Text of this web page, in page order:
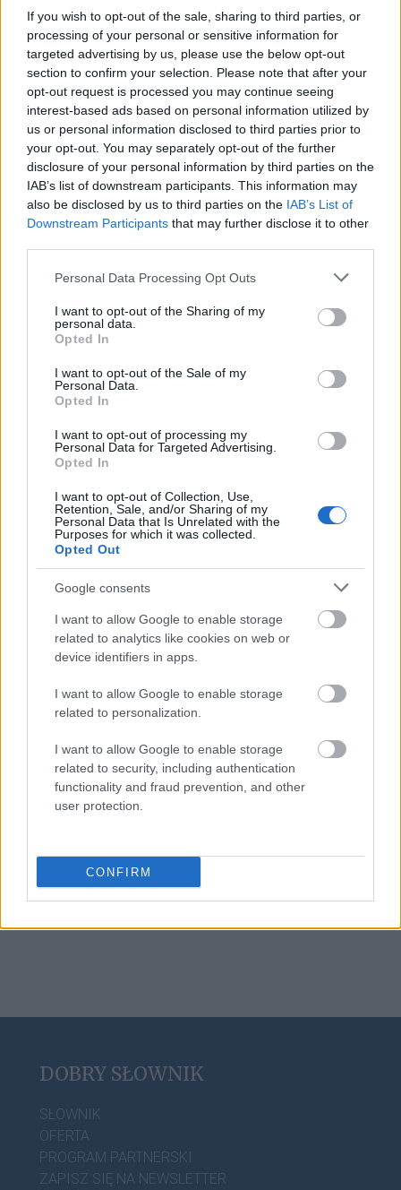
If you wish to opt-out of the sale, sharing to third parties, or
processing of your personal or sensitive information for
targeted advertising by us, please use the below opt-out
section to confirm your selection. Please note that after your
opt-out request is processed you may continue seeing
interest-based ads based on personal information utilized by
us or personal information disclosed to third parties prior to
your opt-out. You may separately opt-out of the further
disclosure of your personal information by third parties on the
IAB’s list of downstream participants. This information may
also be disclosed by us to third parties on the IAB’s List of
Downstream Participants that may further disclose it to other
Please note that this website/app uses one or more Google
not limited to your visit or usage behaviour. You may click to
grant or deny consent to Google and its third-party tags to
use your data for below specified purposes in below Google
consent section.
Personal Data Processing Opt Outs
I want to opt-out of the Sharing of my
personal data.
Opted In
I want to opt-out of the Sale of my
Personal Data.
Opted In
I want to opt-out of processing my
Personal Data for Targeted Advertising.
Opted In
I want to opt-out of Collection, Use,
Retention, Sale, and/or Sharing of my
Personal Data that Is Unrelated with the
Purposes for which it was collected.
Opted Out
Google consents
I want to allow Google to enable storage
related to analytics like cookies on web or
device identifiers in apps.
I want to allow Google to enable storage
related to personalization.
I want to allow Google to enable storage
related to security, including authentication
functionality and fraud prevention, and other
user protection.
CONFIRM
SPRAWDŹ
Często sprawdzane
Wykropkowanyzaj…sty
Czy można stosować dywiz?
O formieanieli
— U Barańczaka
bajstruk— To skąd się biorą
Mogą Cię zainteresować również hasła
uniwerbizm
decoupage
à la
kłuć
supletywizm
RSVP
aniżeliby
DOBRY SŁOWNIK
SŁOWNIK
OFERTA
PROGRAM PARTNERSKI
ZAPISZ SIĘ NA NEWSLETTER